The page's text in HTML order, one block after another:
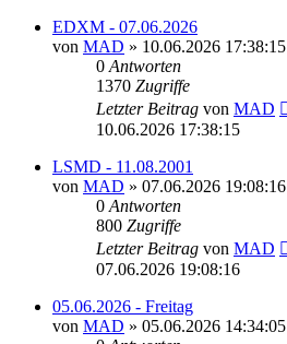
EDXM - 07.06.2026
von MAD » 10.06.2026 17:38:15
0 Antworten
1370 Zugriffe
Letzter Beitrag von MAD
10.06.2026 17:38:15
LSMD - 11.08.2001
von MAD » 07.06.2026 19:08:16
0 Antworten
800 Zugriffe
Letzter Beitrag von MAD
07.06.2026 19:08:16
05.06.2026 - Freitag
von MAD » 05.06.2026 14:34:05